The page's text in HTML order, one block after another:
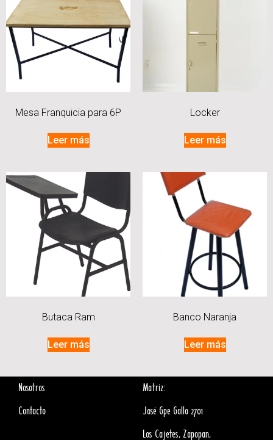
Mesa Franquicia para 6P
Leer más
Locker
Leer más
Butaca Ram
Leer más
Banco Naranja
Leer más
Nosotros
Contacto
Matriz:
José Gpe Gallo 2701
Los Cajetes, Zapopan,